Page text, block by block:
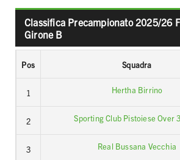
Classifica Precampionato 2025/26
Girone B
Pos Squadra
1 Hertha Birrino
2 Sporting Club Pistoiese Over
3 Real Bussana Vecchia